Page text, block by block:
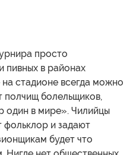
просто
пивных в районах
стадионе всегда можно
полчищ болельщиков,
в мире». Чилийцы
фольклор и задают
будет что